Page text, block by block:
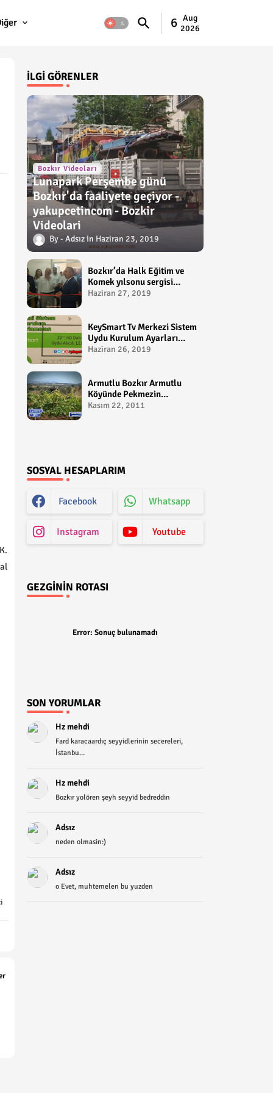
6 Aug
2026
İLGI GÖRENLER
Bozkır Videoları
Lunapark Perşembe günü
Bozkır'da faaliyete geçiyor -
yakupcetincom - Bozkir
Videolari
Adsız Haziran 23, 2019
Bozkır’da Halk Eğitim ve
Komek yılsonu sergisi
gerçekleştirildi-
Haziran 27, 2019
KeySmart Tv Merkezi Sistem
Uydu Kurulum Ayarları
Video anlatım -
Haziran 26, 2019
Armutlu Bozkır Armutlu
Köyünde Pekmezin
Hikayesi:Gezen Bilir Kontv
Kasım 22, 2011
SOSYAL HESAPLARIM
Facebook Whatsapp
Instagram Youtube
GEZGININ ROTASI
Error: Sonuç bulunamadı
SON YORUMLAR
Hz mehdi
Fard karacaardıç seyyidlerinin secereleri,
İstanbu...
Hz mehdi
Bozkır yolören şeyh seyyid bedreddin
Adsız
neden olmasin:)
Adsız
o Evet, muhtemelen bu yuzden